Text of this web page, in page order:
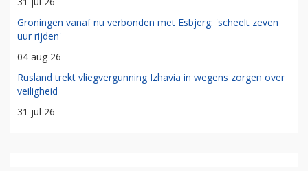
Groningen vanaf nu verbonden met Esbjerg: 'scheelt zeven
uur rijden'
04 aug 26
Rusland trekt vliegvergunning Izhavia in wegens zorgen over
veiligheid
31 jul 26